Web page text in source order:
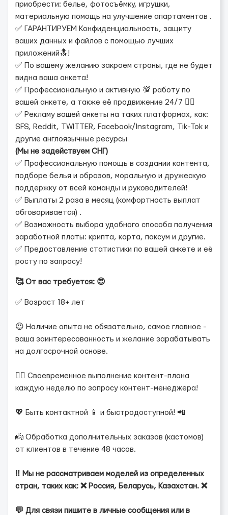
приобрести: белье, фотосъёмку, игрушки,
материальную помощь на улучшение апартаментов .
✅ ГАРАНТИРУЕМ Конфиденциальность, защиту
ваших данных и файлов с помощью лучших
приложений🔝!
✅ По вашему желанию закроем страны, где не будет
видна ваша анкета!
✅ Профессиональную и активную 💯 работу по
вашей анкете, а также её продвижение 24/7 ❤️‍🔥
✅ Рекламу вашей анкеты на таких платформах, как:
SFS, Reddit, TWITTER, Facebook/Instagram, Tik-Tok и
другие англоязычные ресурсы
(Мы не задействуем СНГ)
✅ Профессиональную помощь в создании контента,
подборе белья и образов, моральную и дружескую
поддержку от всей команды и руководителей!
✅ Выплаты 2 раза в месяц (комфортность выплат
обговаривается) .
✅ Возможность выбора удобного способа получения
заработной платы: крипта, карта, паксум и другие.
✅ Предоставление статистики по вашей анкете и её
росту по запросу!
🥰 От вас требуется: 😍
✅ Возраст 18+ лет
😍 Наличие опыта не обязательно, самое главное -
ваша заинтересованность и желание зарабатывать
на долгосрочной основе.
❤️‍🔥 Своевременное выполнение контент-плана
каждую неделю по запросу контент-менеджера!
💖 Быть контактной 📱 и быстродоступной! 📲
👼 Обработка дополнительных заказов (кастомов)
от клиентов в течение 48 часов.
‼️ Мы не рассматриваем моделей из определенных
стран, таких как: ❌ Россия, Беларусь, Казахстан. ❌
💬 Для связи пишите в личные сообщения или в